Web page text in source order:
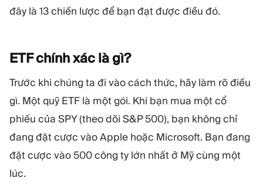
đây là 13 chiến lược để bạn đạt được điều đó.
ETF chính xác là gì?
Trước khi chúng ta đi vào cách thức, hãy làm rõ điều
gì. Một quỹ ETF là một gói. Khi bạn mua một cổ
phiếu của SPY (theo dõi S&P 500), bạn không chỉ
đang đặt cược vào Apple hoặc Microsoft. Bạn đang
đặt cược vào 500 công ty lớn nhất ở Mỹ cùng một
lúc.